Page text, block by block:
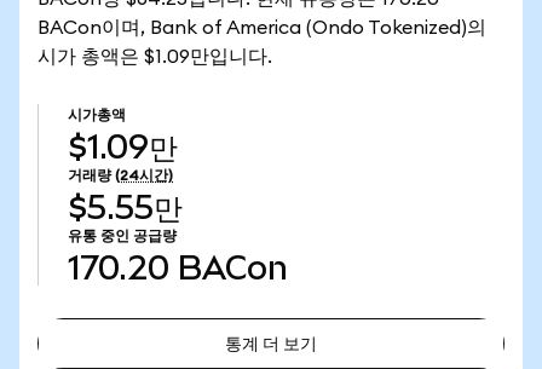
BACon이며, Bank of America (Ondo Tokenized)의
시가 총액은 $1.09만입니다.
시가총액
$1.09만
거래량 (24시간)
$5.55만
유통 중인 공급량
170.20 BACon
통계 더 보기